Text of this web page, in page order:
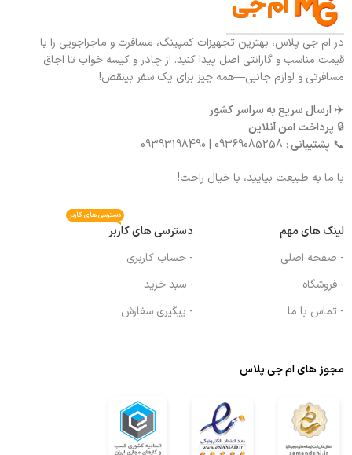
در ام جی پلاس، بهترین تجهیزات کمپینگ، مسافرت و ماجراجویی را با
قیمت مناسب و گارانتی اصل پیدا کنید. از چادر و کیسه خواب تا اجاق
مسافرتی و لوازم جانبی—همه چیز برای یک سفر بینقص!
✈️ ارسال سریع به سراسر کشور
🔒 پرداخت امن آنلاین
📞 پشتیبانی: 09369085258 | 09393198490
با ما به طبیعت بیایید، با خیال راحت!
لینک های مهم
- صفحه اصلی
- فروشگاه
- تماس با ما
دسترسی های کاربر
دسترسی های کاربر
- حساب کاربری
- سبد خرید
- پیگیری سفارش
مجوز های ام جی پلاس